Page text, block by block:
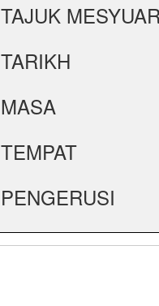
TAJUK
TARIKH
MASA
TEMPAT
PENGERUSI